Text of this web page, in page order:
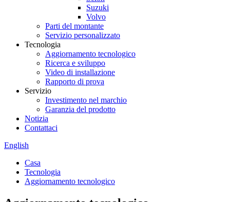
Suzuki
Volvo
Parti del montante
Servizio personalizzato
Tecnologia
Aggiornamento tecnologico
Ricerca e sviluppo
Video di installazione
Rapporto di prova
Servizio
Investimento nel marchio
Garanzia del prodotto
Notizia
Contattaci
English
Casa
Tecnologia
Aggiornamento tecnologico